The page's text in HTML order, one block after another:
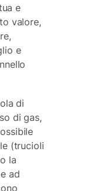
e
valore,
e
di
di gas,
(trucioli
la
ad